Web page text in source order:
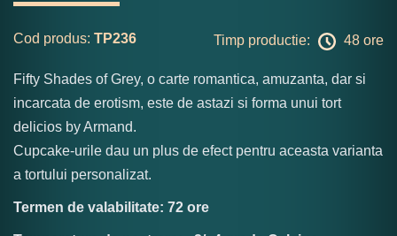
Cod produs: TP236 Timp productie: 48 ore
Fifty Shades of Grey, o carte romantica, amuzanta, dar si
incarcata de erotism, este de astazi si forma unui tort
delicios by Armand.
Cupcake-urile dau un plus de efect pentru aceasta varianta
a tortului personalizat.
Termen de valabilitate: 72 ore